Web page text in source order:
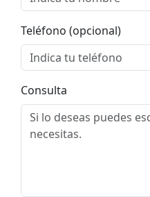
Teléfono (opcional)
Consulta